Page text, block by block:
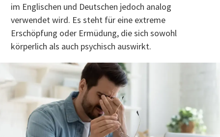
im Englischen und Deutschen jedoch analog
verwendet wird. Es steht für eine extreme
Erschöpfung oder Ermüdung, die sich sowohl
körperlich als auch psychisch auswirkt.